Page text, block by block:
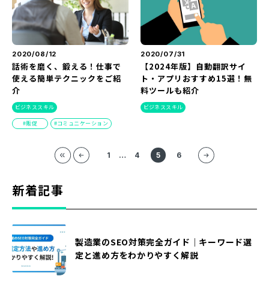
2020/08/12
話術を磨く、鍛える！仕事で
使える簡単テクニックをご紹
介
ビジネススキル
販促 コミュニケーション
2020/07/31
【2024年版】自動翻訳サイ
ト・アプリおすすめ15選！無
料ツールも紹介
ビジネススキル
1 … 4 5 6
新着記事
製造業のSEO対策完全ガイド｜キーワード選
定と進め方をわかりやすく解説